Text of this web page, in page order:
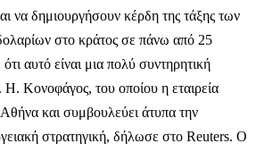
να δημιουργήσουν κέρδη της τάξης των
στο κράτος σε πάνω από 25
αυτό είναι μια πολύ συντηρητική
Κονοφάγος, του οποίου η εταιρεία
Αθήνα και συμβουλεύει άτυπα την
στρατηγική, δήλωσε στο Reuters. Ο